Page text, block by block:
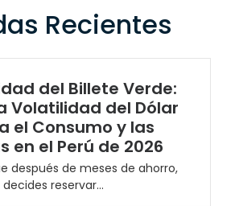
Recientes
del Billete Verde:
Volatilidad del Dólar
el Consumo y las
en el Perú de 2026
después de meses de ahorro,
reservar...